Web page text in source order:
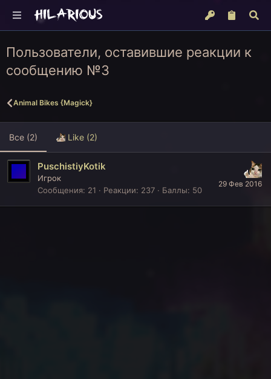
Пользователи, оставившие реакции к
сообщению №3
Animal Bikes {Magick}
Все (2) Like (2)
29 Фев 2016
PuschistiyKotik
Игрок
Сообщения 21 Реакции 237 Баллы 50